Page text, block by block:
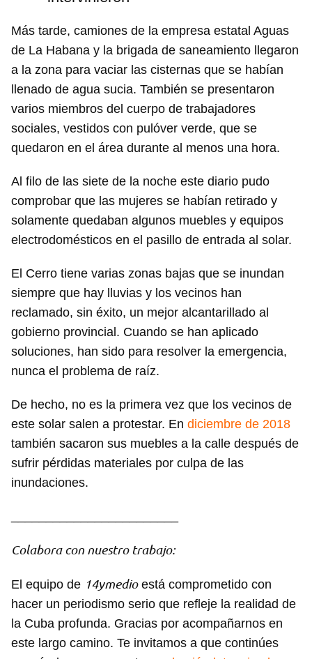
Más tarde, camiones de la empresa estatal Aguas
de La Habana y la brigada de saneamiento llegaron
a la zona para vaciar las cisternas que se habían
llenado de agua sucia. También se presentaron
varios miembros del cuerpo de trabajadores
sociales, vestidos con pulóver verde, que se
quedaron en el área durante al menos una hora.
Al filo de las siete de la noche este diario pudo
comprobar que las mujeres se habían retirado y
solamente quedaban algunos muebles y equipos
electrodomésticos en el pasillo de entrada al solar.
El Cerro tiene varias zonas bajas que se inundan
siempre que hay lluvias y los vecinos han
reclamado, sin éxito, un mejor alcantarillado al
gobierno provincial. Cuando se han aplicado
soluciones, han sido para resolver la emergencia,
nunca el problema de raíz.
De hecho, no es la primera vez que los vecinos de
este solar salen a protestar. En diciembre de 2018
también sacaron sus muebles a la calle después de
sufrir pérdidas materiales por culpa de las
inundaciones.
Colabora con nuestro trabajo:
El equipo de 14ymedioestá comprometido con
hacer un periodismo serio que refleje la realidad de
la Cuba profunda. Gracias por acompañarnos en
este largo camino. Te invitamos a que continúes